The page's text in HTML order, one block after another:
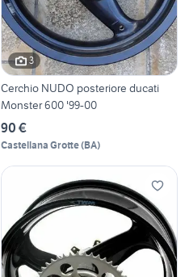
3
Cerchio NUDO posteriore ducati
Monster 600 '99-00
90 €
Castellana Grotte(BA)